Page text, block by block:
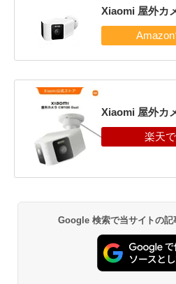
Xiaomi 屋外カ
Xiaomi 屋外カ
Google 検索で当サイトの記